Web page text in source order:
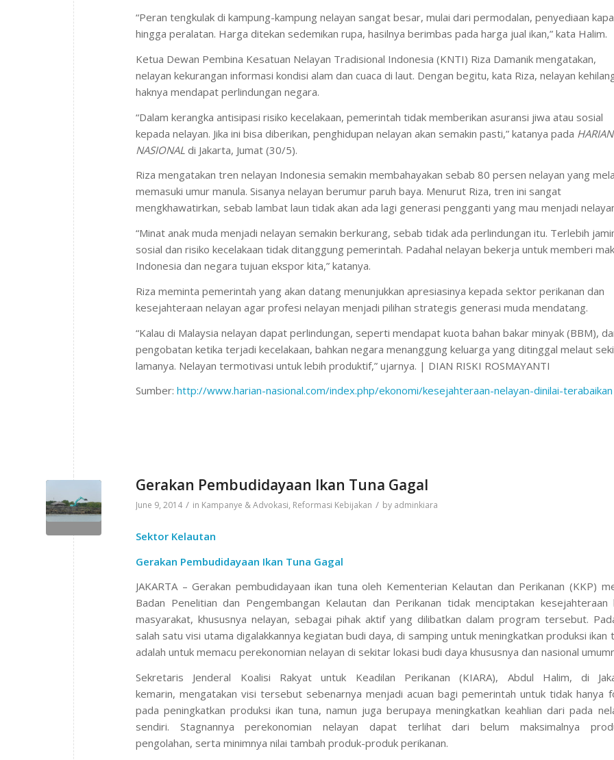
“Peran tengkulak di kampung-kampung nelayan sangat besar, mulai dari permodalan, penyediaan
hingga peralatan. Harga ditekan sedemikan rupa, hasilnya berimbas pada harga jual ikan,” kata Halim.
Ketua Dewan Pembina Kesatuan Nelayan Tradisional Indonesia (KNTI) Riza Damanik mengatakan,
nelayan kekurangan informasi kondisi alam dan cuaca di laut. Dengan begitu, kata Riza, nelayan
haknya mendapat perlindungan negara.
“Dalam kerangka antisipasi risiko kecelakaan, pemerintah tidak memberikan asuransi jiwa atau sosial
kepada nelayan. Jika ini bisa diberikan, penghidupan nelayan akan semakin pasti,” katanya pada HARIAN
NASIONAL di Jakarta, Jumat (30/5).
Riza mengatakan tren nelayan Indonesia semakin membahayakan sebab 80 persen nelayan yang
memasuki umur manula. Sisanya nelayan berumur paruh baya. Menurut Riza, tren ini sangat
mengkhawatirkan, sebab lambat laun tidak akan ada lagi generasi pengganti yang mau menjadi
“Minat anak muda menjadi nelayan semakin berkurang, sebab tidak ada perlindungan itu. Terlebih
sosial dan risiko kecelakaan tidak ditanggung pemerintah. Padahal nelayan bekerja untuk memberi
Indonesia dan negara tujuan ekspor kita,” katanya.
Riza meminta pemerintah yang akan datang menunjukkan apresiasinya kepada sektor perikanan dan
kesejahteraan nelayan agar profesi nelayan menjadi pilihan strategis generasi muda mendatang.
“Kalau di Malaysia nelayan dapat perlindungan, seperti mendapat kuota bahan bakar minyak (BBM),
pengobatan ketika terjadi kecelakaan, bahkan negara menanggung keluarga yang ditinggal melaut
lamanya. Nelayan termotivasi untuk lebih produktif,” ujarnya. | DIAN RISKI ROSMAYANTI
Sumber: http://www.harian-nasional.com/index.php/ekonomi/kesejahteraan-nelayan-dinilai-terabaikan
Gerakan Pembudidayaan Ikan Tuna Gagal
June 9, 2014 / in Kampanye & Advokasi, Reformasi Kebijakan / by adminkiara
Sektor Kelautan
Gerakan Pembudidayaan Ikan Tuna Gagal
JAKARTA – Gerakan pembudidayaan ikan tuna oleh Kementerian Kelautan dan Perikanan (KKP)
Badan Penelitian dan Pengembangan Kelautan dan Perikanan tidak menciptakan kesejahteraan
masyarakat, khususnya nelayan, sebagai pihak aktif yang dilibatkan dalam program tersebut.
salah satu visi utama digalakkannya kegiatan budi daya, di samping untuk meningkatkan produksi ikan
adalah untuk memacu perekonomian nelayan di sekitar lokasi budi daya khususnya dan nasional
Sekretaris Jenderal Koalisi Rakyat untuk Keadilan Perikanan (KIARA), Abdul Halim, di
kemarin, mengatakan visi tersebut sebenarnya menjadi acuan bagi pemerintah untuk tidak hanya
pada peningkatkan produksi ikan tuna, namun juga berupaya meningkatkan keahlian dari pada
sendiri. Stagnannya perekonomian nelayan dapat terlihat dari belum maksimalnya
pengolahan, serta minimnya nilai tambah produk-produk perikanan.